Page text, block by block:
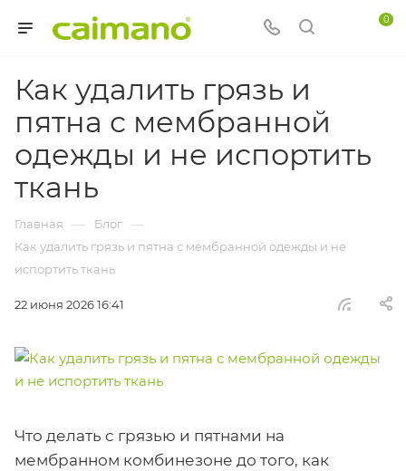
0
Как удалить грязь и
пятна с мембранной
одежды и не испортить
ткань
Главная — Блог —
Как удалить грязь и пятна с мембранной одежды и не
испортить ткань
22 июня 2026 16:41
Что делать с грязью и пятнами на
мембранном комбинезоне до того, как